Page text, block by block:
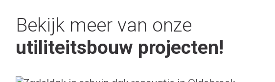
Bekijk meer van onze
utiliteitsbouw projecten!